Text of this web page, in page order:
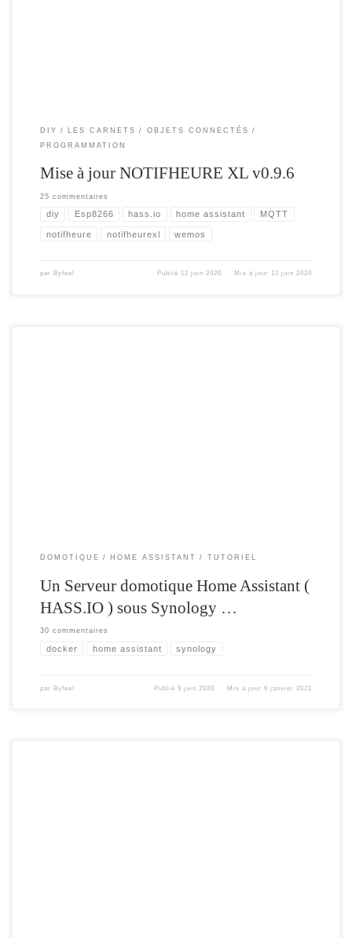
DIY LES CARNETS
OBJETS CONNECTÉS
PROGRAMMATION
Mise à jour NOTIFHEURE XL v0.9.6
25 commentaires
diy Esp8266 hass.io home assistant MQTT
notifheure notifheurexl wemos
par Byfeel Publié 12 juin 2020 Mis à jour 12 juin 2020
DOMOTIQUE HOME ASSISTANT TUTORIEL
Un Serveur domotique Home Assistant (
HASS.IO ) sous Synology …
30 commentaires
docker home assistant synology
par Byfeel Publié9 juin 2020 Mis à jour6 janvier 2021